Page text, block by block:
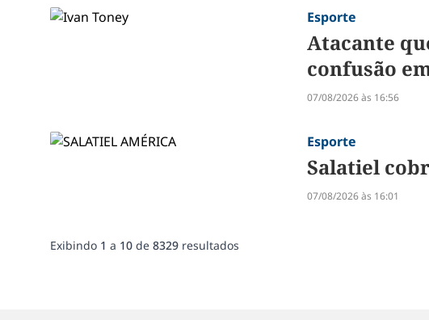
Esporte
Atacante
confusão
07/08/2026 às 16:56
Esporte
Salatiel
07/08/2026 às 16:01
Exibindo 1 a 10 de 8329 resultados